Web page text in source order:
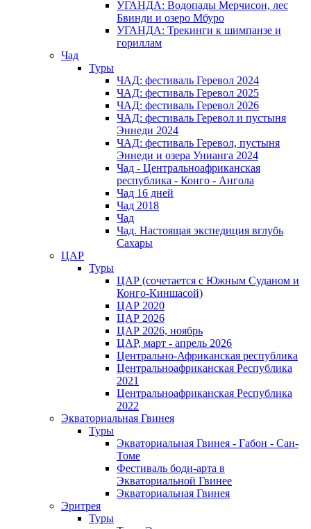
УГАНДА: Водопады Мерчисон, лес
Бвинди и озеро Мбуро
УГАНДА: Трекинги к шимпанзе и
гориллам
Чад
Туры
ЧАД: фестиваль Геревол 2024
ЧАД: фестиваль Геревол 2025
ЧАД: фестиваль Геревол 2026
ЧАД: фестиваль Геревол и пустыня
Эннеди 2024
ЧАД: фестиваль Геревол, пустыня
Эннеди и озера Унианга 2024
Чад - Центральноафриканская
республика - Конго - Ангола
Чад 16 дней
Чад 2018
Чад
Чад. Настоящая экспедиция вглубь
Сахары
ЦАР
Туры
ЦАР (сочетается с Южным Суданом и
Конго-Киншасой)
ЦАР 2020
ЦАР 2026
ЦАР 2026, ноябрь
ЦАР, март - апрель 2026
Центрально-Африканская республика
Центральноафриканская Республика
2021
Центральноафриканская Республика
2022
Экваториальная Гвинея
Туры
Экваториальная Гвинея - Габон - Сан-
Томе
Фестиваль боди-арта в
Экваториальной Гвинее
Экваториальная Гвинея
Эритрея
Туры